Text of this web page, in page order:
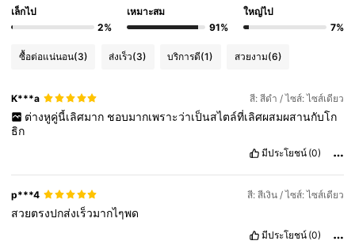
เล็กไป
2%
เหมาะสม
91%
ใหญ่ไป
7%
ซื้อต่อแน่นอน(3) ส่งเร็ว(3) บริการดี(1) สวยงาม(6)
K***a สี: สีดำ / ไซส์: ไซส์เดียว
ต่างหูคู่นี้เลิศมาก ชอบมากเพราะว่าเป็นสไตล์ที่เลิศผสมผสานกับโก
ธิก
มีประโยชน์ (0)
p***4 สี: สีเงิน / ไซส์: ไซส์เดียว
สวยตรงปกส่งเร็วมากไๆพด
มีประโยชน์ (0)